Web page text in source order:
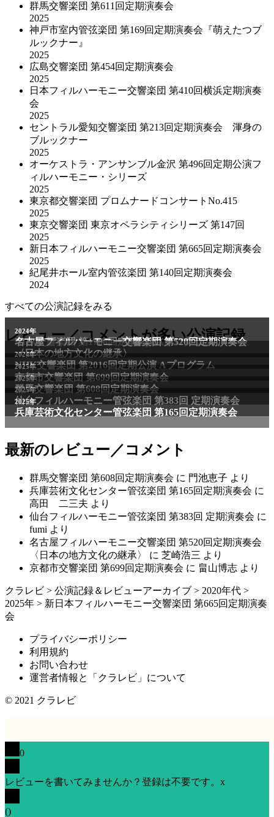
群馬交響楽団 第611回定期演奏会
2025
神戸市室内管弦楽団 第169回定期演奏会『萌えたつブ
ルックナー』
2025
広島交響楽団 第454回定期演奏会
2025
日本フィルハーモニー交響楽団 第410回横浜定期演奏
会
2025
セントラル愛知交響楽団 第213回定期演奏会 渾身の
ブルックナー
2025
オーケストラ・アンサンブル金沢 第496回定期公演フ
ィルハーモニー・シリーズ
2025
東京都交響楽団 プロムナードコンサートNo.415
2025
東京交響楽団 東京オペラシティシリーズ 第147回
2025
新日本フィルハーモニー交響楽団 第665回定期演奏会
2025
紀尾井ホール室内管弦楽団 第140回定期演奏会
2024
すべての公演記録をみる
レビュー／コメントが多い公演記録
2011年
NHK交響楽団 第1706回定期公演Aプログラム
2024年
名古屋フィルハーモニー交響楽団 第520回定期演奏会
〈日本の地方文化の継承〉
2024年
NHK交響楽団 第2016回定期公演 Aプログラム
2025年
京都市交響楽団 第699回定期演奏会
2025年
群馬交響楽団 第608回定期演奏会
2025年
仙台フィルハーモニー管弦楽団 第383回 定期演奏会
2025年
兵庫芸術文化センター管弦楽団 第165回定期演奏会
最新のレビュー／コメント
群馬交響楽団 第608回定期演奏会 に 門池恵子 より
兵庫芸術文化センター管弦楽団 第165回定期演奏会 に
高田 二三夫 より
仙台フィルハーモニー管弦楽団 第383回 定期演奏会 に
fumi より
名古屋フィルハーモニー交響楽団 第520回定期演奏会
〈日本の地方文化の継承〉
に 芝崎浩三 より
京都市交響楽団 第699回定期演奏会 に 畠山博志 より
クラレビ > 公演記録＆レビューアーカイブ > 2020年代 >
2025年 > 新日本フィルハーモニー交響楽団 第665回定期演奏
会
プライバシーポリシー
利用規約
お問い合わせ
運営者情報と「クラレビ」について
© 2021 クラレビ
0
レビューを書いてみませんか？登録は不要です。 x
()